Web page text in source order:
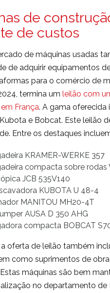
de
de custos
de máquinas usadas
de adquirir equipamentos
para o comércio de
termina um leilão com
França. A gama oferecida
e Bobcat. Este leilão
Entre os destaques
KRAMER-WERKE 357
compacta sobre rodas
JCB 535V140
KUBOTA U 48-4
MANITOU MH20-4T
AUSA D 350 AHG
compacta BOBCAT
oferta de leilão também
como suprimentos de
máquinas são bem
no departamento de